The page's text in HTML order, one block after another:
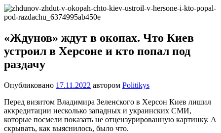
Перейти
к
Новости
Ещё
сайт
на
WordPress
«Ждунов» ждут в окопах. Что Киев
устроил в Херсоне и кто попал под
раздачу
Опубликовано 17.11.2022 автором Politikys
Перед визитом Владимира Зеленского в Херсон Киев лишил
аккредитации несколько западных и украинских СМИ,
которые посмели показать не отцензурированную картинку. А
скрывать, как выяснилось, было что.